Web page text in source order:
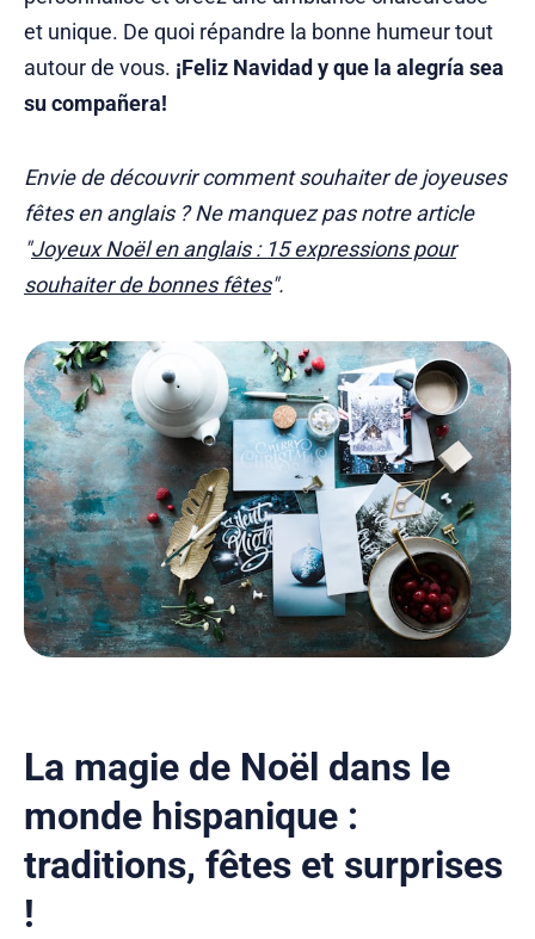
et unique. De quoi répandre la bonne humeur tout
autour de vous. ¡Feliz Navidad y que la alegría sea
su compañera!
Envie de découvrir comment souhaiter de joyeuses
fêtes en anglais ? Ne manquez pas notre article
"Joyeux Noël en anglais : 15 expressions pour
souhaiter de bonnes fêtes".
La magie de Noël dans le
monde hispanique :
traditions, fêtes et surprises
!